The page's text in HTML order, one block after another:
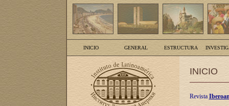
INICIO GENERAL ESTRUCTURA
INICIO
Revista